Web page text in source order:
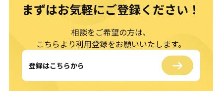
まずはお気軽にご登録ください！
相談をご希望の方は、
こちらより利用登録をお願いいたします。
登録はこちらから